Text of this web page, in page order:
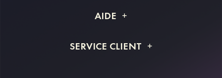
Livraison
AIDE
Retour et remboursement
SERVICE CLIENT